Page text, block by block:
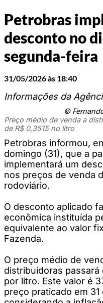
Petrobras
desconto no
segunda-feira
31/05/2026 às 18:40
Informações da
©
Preço médio de venda a
de R$ 0,3515 no litro
Petrobras informou,
domingo (31), que a
implementará um
nos preços de venda
rodoviário.
O desconto aplicado
econômica instituída
equivalente ao valor
Fazenda.
O preço médio de
distribuidoras passará
por litro. Este valor é
preço praticado em